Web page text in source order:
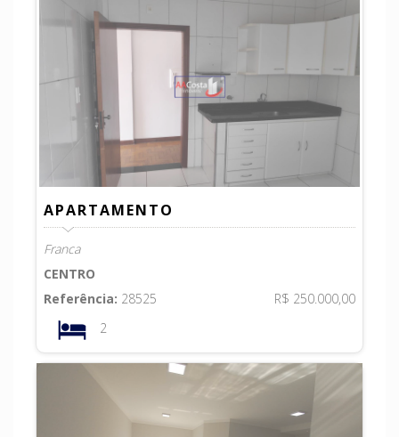
APARTAMENTO
Franca
CENTRO
Referência: 28525
R$ 250.000,00
2